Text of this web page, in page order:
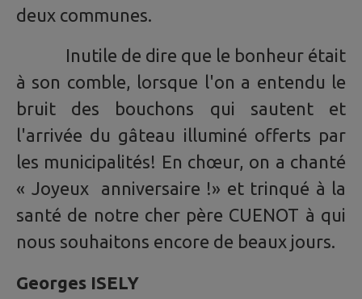
deux communes.
Inutile de dire que le bonheur était
à son comble, lorsque l'on a entendu le
bruit des bouchons qui sautent et
l'arrivée du gâteau illuminé offerts par
les municipalités! En chœur, on a chanté
« Joyeux anniversaire !» et trinqué à la
santé de notre cher père CUENOT à qui
nous souhaitons encore de beaux jours.
Georges ISELY